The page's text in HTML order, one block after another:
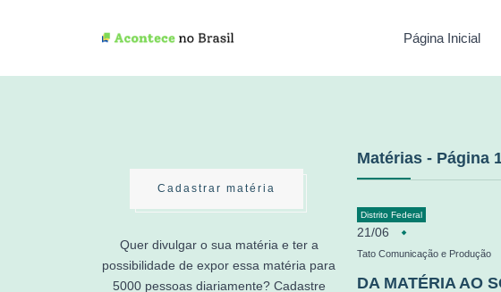
Página Inicial
Matérias - Página
Distrito Federal
21/06
Tato Comunicação e Produção
DA MATÉRIA AO
Cadastrar matéria
Quer divulgar o sua matéria e ter a
possibilidade de expor essa matéria para
5000 pessoas diariamente? Cadastre